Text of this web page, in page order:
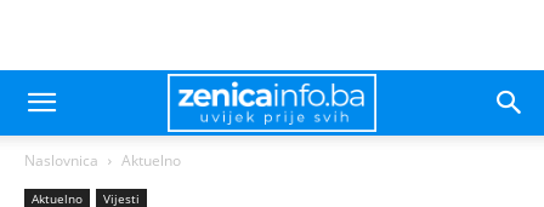
Naslovnica Aktuelno
Aktuelno Vijesti